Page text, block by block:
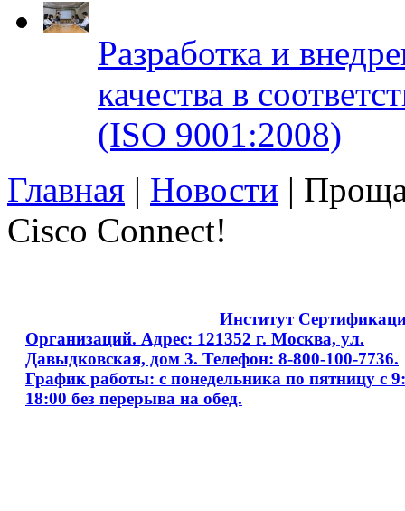
Разработка и
качества в
(ISO 9001:2008)
Главная | Новости |
Cisco Connect!
Институт
Организаций. Адрес: 121352 г. Москва, ул.
Давыдковская, дом 3. Телефон: 8-800-100-7736.
График работы: с понедельника по пятницу с
18:00 без перерыва на обед.